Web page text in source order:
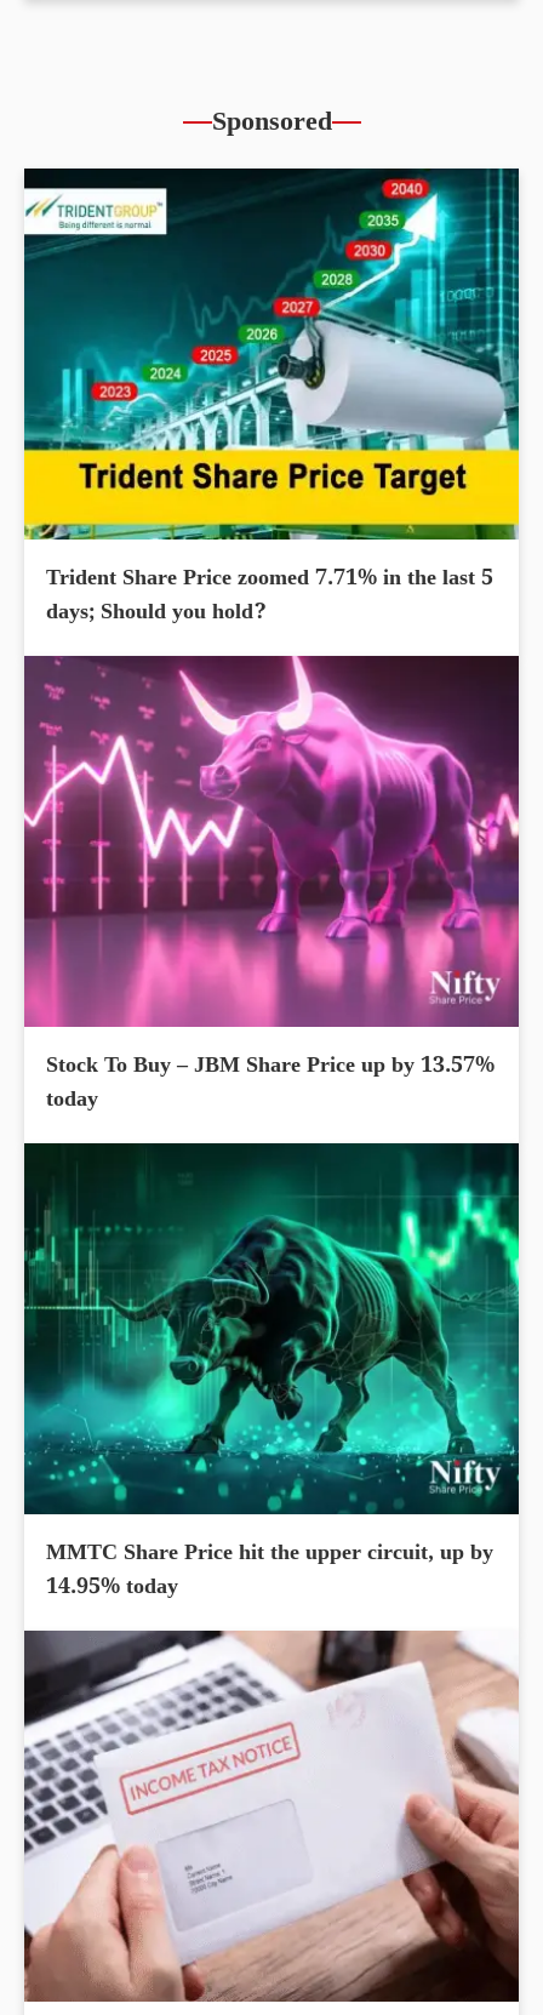
Sponsored
Trident Share Price zoomed 7.71% in the last 5
days; Should you hold?
Stock To Buy – JBM Share Price up by 13.57%
today
MMTC Share Price hit the upper circuit, up by
14.95% today